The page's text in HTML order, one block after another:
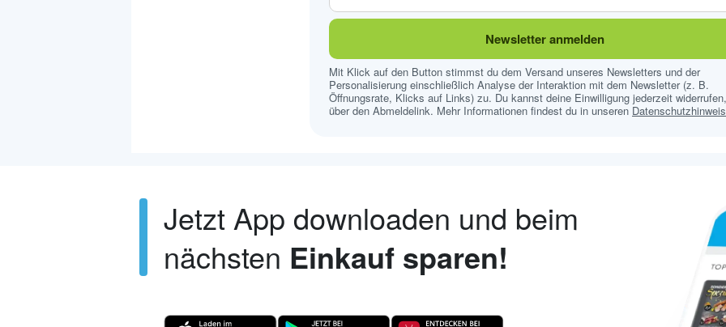
Newsletter anmelden
Mit Klick auf den Button stimmst du dem Versand unseres Newsletters und der
Personalisierung einschließlich Analyse der Interaktion mit dem Newsletter (z. B.
Öffnungsrate, Klicks auf Links) zu. Du kannst deine Einwilligung jederzeit
über den Abmeldelink. Mehr Informationen findest du in unseren
Jetzt App downloaden und beim
nächsten Einkauf sparen!